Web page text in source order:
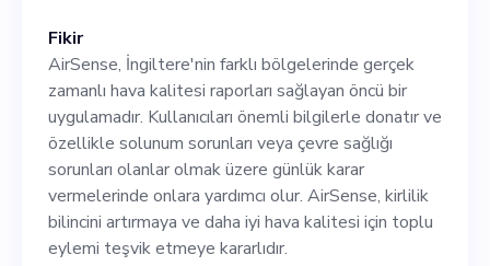
milyonlarca insanın
soludukları havayı nasıl
anladığını ve tepki verdiğini
değiştirebiliriz.
Fikir
AirSense, İngiltere'nin farklı bölgelerinde gerçek
zamanlı hava kalitesi raporları sağlayan öncü bir
uygulamadır. Kullanıcıları önemli bilgilerle donatır ve
özellikle solunum sorunları veya çevre sağlığı
sorunları olanlar olmak üzere günlük karar
vermelerinde onlara yardımcı olur. AirSense, kirlilik
bilincini artırmaya ve daha iyi hava kalitesi için toplu
eylemi teşvik etmeye kararlıdır.